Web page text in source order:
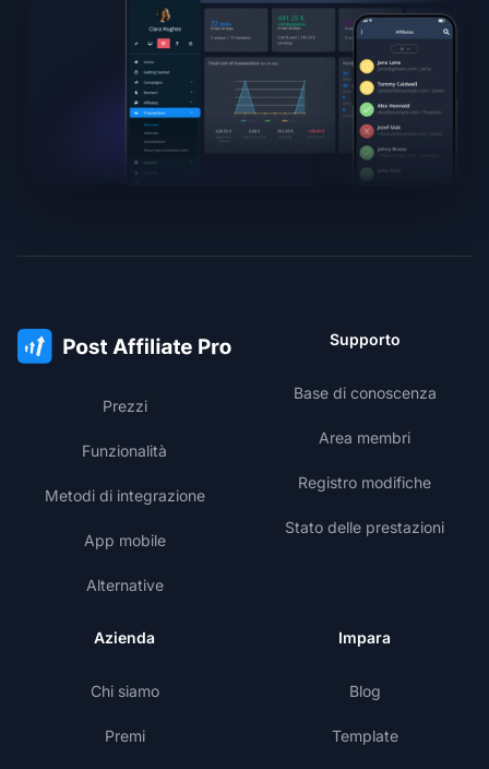
Prezzi
Funzionalità
Metodi di integrazione
App mobile
Alternative
Supporto
Base di conoscenza
Area membri
Registro modifiche
Stato delle prestazioni
Azienda
Chi siamo
Premi
Impara
Blog
Template